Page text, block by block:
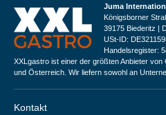
Juma
Königsborner
39175 Biederitz |
USt-ID:
Handelsregister:
XXLgastro ist einer der größten Anbieter
und Österreich. Wir liefern sowohl an
Kontakt